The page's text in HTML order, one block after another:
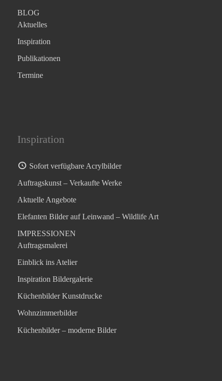
BLOG
Aktuelles
Inspiration
Publikationen
Termine
Inspiration
Sofort verfügbare Acrylbilder
Auftragskunst – Verkaufte Werke
Aktuelle Angebote
Elefanten Bilder auf Leinwand – Wildlife Art
IMPRESSIONEN
Auftragsmalerei
Einblick ins Atelier
Inspiration Bildergalerie
Küchenbilder Kunstdrucke
Wohnzimmerbilder
Küchenbilder – moderne Bilder